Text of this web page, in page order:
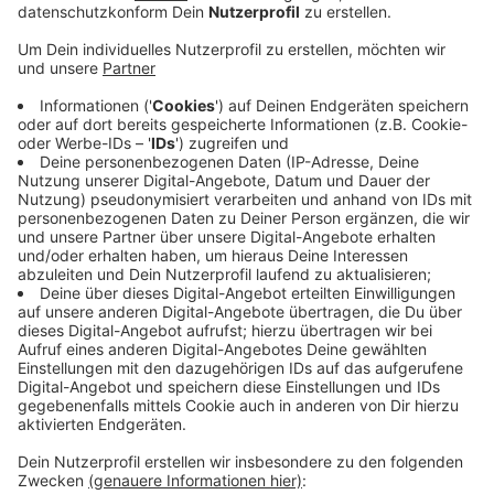
Anzeige
Die Polizei spricht von einem deutlich zweistelligen
Rückgang der Drogenkriminalität auf dem Platz und
führt das auf ihre erhöhte Präsenz dort zurück. Auch
die bürgerschaftliche und künstlerische Belebung
trägt aus Sicht der CDU zu den positiven
Veränderungen auf dem Ebertplatz bei. Die Fraktion
will aber die geplante Videoüberwachung dort schnell
umsetzen. Diesem Projekt sollte oberste Priorität
eingeräumt werden.
Anzeige